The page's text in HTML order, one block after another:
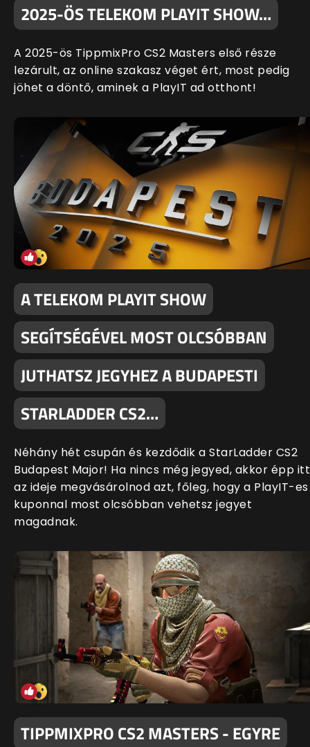
2025-ÖS TELEKOM PLAYIT SHOW…
A 2025-ös TippmixPro CS2 Masters első része
lezárult, az online szakasz véget ért, most pedig
jöhet a döntő, aminek a PlayIT ad otthont!
A TELEKOM PLAYIT SHOW
SEGÍTSÉGÉVEL MOST OLCSÓBBAN
JUTHATSZ JEGYHEZ A BUDAPESTI
STARLADDER CS2…
Néhány hét csupán és kezdődik a StarLadder CS2
Budapest Major! Ha nincs még jegyed, akkor épp itt
az ideje megvásárolnod azt, főleg, hogy a PlayIT-es
kuponnal most olcsóbban vehetsz jegyet
magadnak.
TIPPMIXPRO CS2 MASTERS - EGYRE